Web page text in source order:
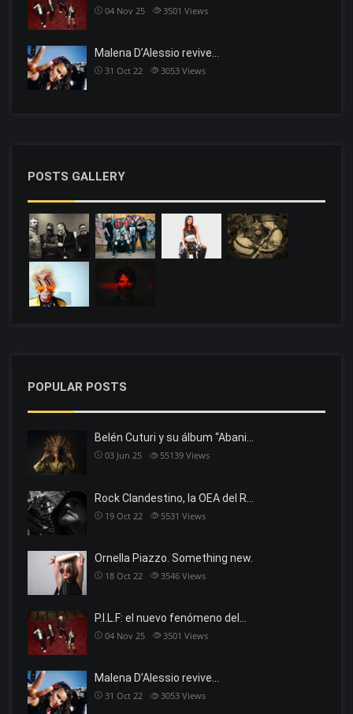
04 Nov 25 3501 Views
Malena D’Alessio revive…
31 Oct 22 3053 Views
POSTS GALLERY
POPULAR POSTS
Belén Cuturi y su álbum “Abani…
03 Jun 25 55139 Views
Rock Clandestino, la OEA del R…
19 Oct 22 5531 Views
Ornella Piazzo. Something new.
18 Oct 22 3546 Views
P.I.L.F: el nuevo fenómeno del…
04 Nov 25 3501 Views
Malena D’Alessio revive…
31 Oct 22 3053 Views